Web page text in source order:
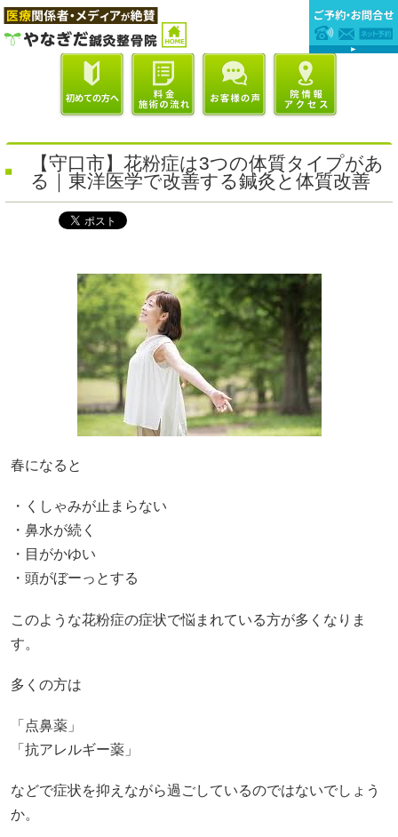
【守口市】花粉症は3つの体質タイプがあ
る｜東洋医学で改善する鍼灸と体質改善
春になると
・くしゃみが止まらない
・鼻水が続く
・目がかゆい
・頭がぼーっとする
このような花粉症の症状で悩まれている方が多くなりま
す。
多くの方は
「点鼻薬」
「抗アレルギー薬」
などで症状を抑えながら過ごしているのではないでしょう
か。